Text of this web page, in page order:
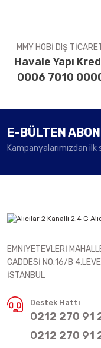
MMY HOBİ DIŞ
Havale Yapı
0006 7010
E-BÜLTEN
Kampanyalarımızdan
EMNİYETEVLERİ
CADDESİ NO:16/B
İSTANBUL
Destek Hattı
0212 270 91
0212 270 91